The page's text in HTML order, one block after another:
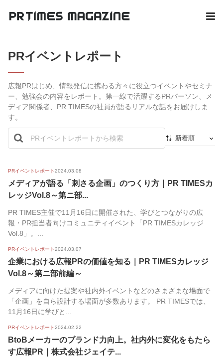
PRイベントレポート
広報PRはじめ、情報発信に携わる方々に役立つイベントやセミナ
ー、勉強会の内容をレポート。第一線で活躍するPRパーソン、メ
ディア関係者、PR TIMESの社員が語るリアルな話をお届けしま
す。
新着順
人気順
PRイベントレポート2024.03.08
メディアが語る「刺さる企画」のつくり方｜PR TIMESカ
レッジVol.8～第ニ部...
PR TIMES主催で11月16日に開催された、学びとつながりの広
報・PR担当者向けコミュニティイベント「PR TIMESカレッジ
Vol.8」。...
PRイベントレポート2024.03.07
企業における広報PRの価値を知る｜PR TIMESカレッジ
Vol.8～第ニ部前編～
メディアに向けた提案や社内外イベントなどのさまざまな場面で
「企画」を自ら設計する場面が多数あります。 PR TIMESでは、
11月16日に学びと...
PRイベントレポート2024.02.22
BtoBメーカーのブランド力向上。社内外に変化をもたら
す広報PR｜株式会社ジェイテ...